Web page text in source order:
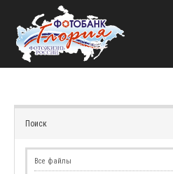
Поиск
Все файлы